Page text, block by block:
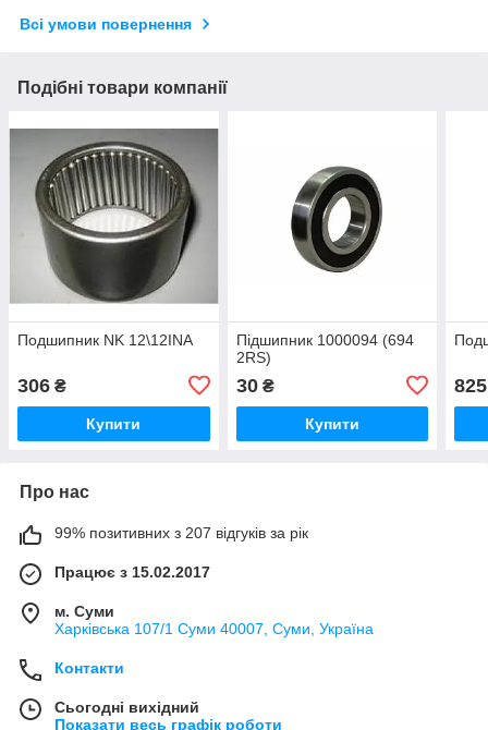
Всі умови повернення
Подібні товари компанії
Подшипник NK 12\12INA
306 ₴
Купити
Підшипник 1000094 (694
2RS)
30₴
Купити
825
Про нас
99% позитивних з 207 відгуків за рік
Працює з 15.02.2017
м. Суми
Харківська 107/1 Суми 40007, Суми, Україна
Контакти
Сьогодні вихідний
Показати весь графік роботи